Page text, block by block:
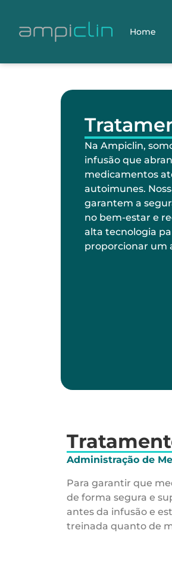
Home
Na Ampiclin,
infusão que
medicamentos
autoimunes.
garantem a
no bem-estar e
alta tecnologia
proporcionar um
Administração de
Para garantir que
de forma segura e
antes da infusão e
treinada quanto de